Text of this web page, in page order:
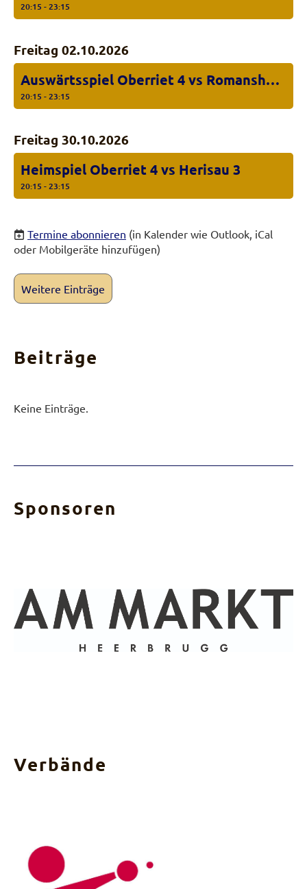
20:15 - 23:15
Freitag 02.10.2026
Auswärtsspiel Oberriet 4 vs Romanshorn 5
20:15 - 23:15
Freitag 30.10.2026
Heimspiel Oberriet 4 vs Herisau 3
20:15 - 23:15
Termine abonnieren (in Kalender wie Outlook, iCal
oder Mobilgeräte hinzufügen)
Weitere Einträge
Beiträge
Keine Einträge.
Sponsoren
Verbände